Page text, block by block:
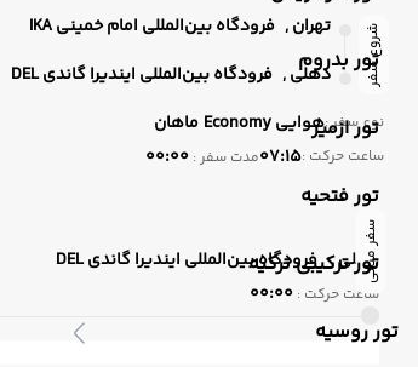
تور بدروم
تور ازمیر
تور فتحیه
تور ترکیبی ترکیه
تور روسیه
شروع سفر تهران , فرودگاه بین‌المللی امام خمینی IKA
دهلی , فرودگاه بین‌المللی ایندیرا گاندی DEL
نوع سفر :هوایی ماهان
ساعت حرکت :07:15مدت سفر : 00:00
سفر میانی
دهلی , فرودگاه بین‌المللی ایندیرا گاندی DEL
ساعت حرکت : 00:00